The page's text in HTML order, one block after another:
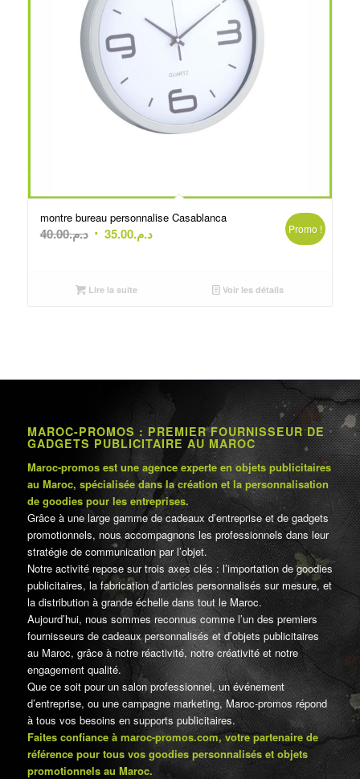
montre bureau personnalise Casablanca
د.م.40.00
Le
était :
د.م.35.00
Le
Promo !
Lire la suite Voir les détails
MAROC-PROMOS : PREMIER FOURNISSEUR DE
GADGETS PUBLICITAIRE AU MAROC
Maroc-promos est une agence experte en objets publicitaires
au Maroc, spécialisée dans la création et la personnalisation
de goodies pour les entreprises.
Grâce à une large gamme de cadeaux d’entreprise et de gadgets
promotionnels, nous accompagnons les professionnels dans leur
stratégie de communication par l’objet.
Notre activité repose sur trois axes clés : l’importation de goodies
publicitaires, la fabrication d’articles personnalisés sur mesure, et
la distribution à grande échelle dans tout le Maroc.
Aujourd’hui, nous sommes reconnus comme l’un des premiers
fournisseurs de cadeaux personnalisés et d’objets publicitaires
au Maroc, grâce à notre réactivité, notre créativité et notre
engagement qualité.
Que ce soit pour un salon professionnel, un événement
d’entreprise, ou une campagne marketing, Maroc-promos répond
à tous vos besoins en supports publicitaires.
Faites confiance à maroc-promos.com, votre partenaire de
référence pour tous vos goodies personnalisés et objets
promotionnels au Maroc.